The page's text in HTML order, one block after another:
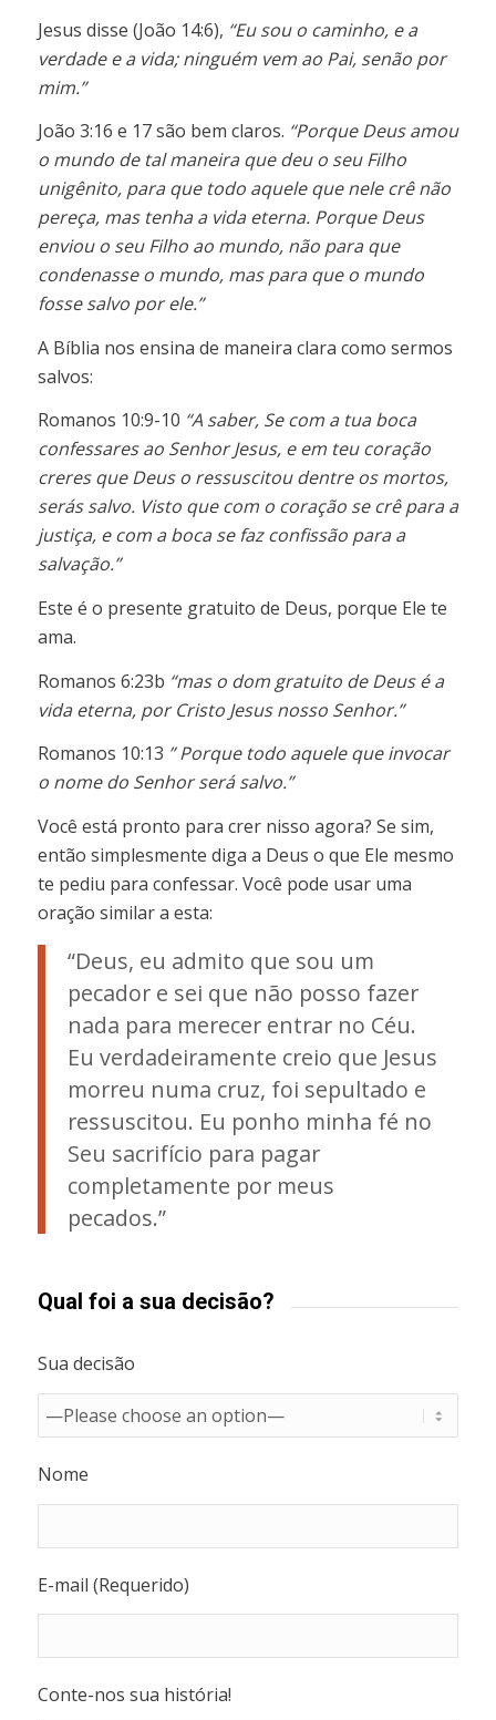
Jesus disse (João 14:6), “Eu sou o caminho, e a
verdade e a vida; ninguém vem ao Pai, senão por
mim.”
João 3:16 e 17 são bem claros. “Porque Deus amou
o mundo de tal maneira que deu o seu Filho
unigênito, para que todo aquele que nele crê não
pereça, mas tenha a vida eterna. Porque Deus
enviou o seu Filho ao mundo, não para que
condenasse o mundo, mas para que o mundo
fosse salvo por ele.”
A Bíblia nos ensina de maneira clara como sermos
salvos:
Romanos 10:9-10 “A saber, Se com a tua boca
confessares ao Senhor Jesus, e em teu coração
creres que Deus o ressuscitou dentre os mortos,
serás salvo. Visto que com o coração se crê para a
justiça, e com a boca se faz confissão para a
salvação.”
Este é o presente gratuito de Deus, porque Ele te
ama.
Romanos 6:23b “mas o dom gratuito de Deus é a
vida eterna, por Cristo Jesus nosso Senhor.”
Romanos 10:13 ” Porque todo aquele que invocar
o nome do Senhor será salvo.”
Você está pronto para crer nisso agora? Se sim,
então simplesmente diga a Deus o que Ele mesmo
te pediu para confessar. Você pode usar uma
oração similar a esta:
“Deus, eu admito que sou um
pecador e sei que não posso fazer
nada para merecer entrar no Céu.
Eu verdadeiramente creio que Jesus
morreu numa cruz, foi sepultado e
ressuscitou. Eu ponho minha fé no
Seu sacrifício para pagar
completamente por meus
pecados.”
Qual foi a sua decisão?
Sua decisão
Nome
E-mail (Requerido)
Conte-nos sua história!